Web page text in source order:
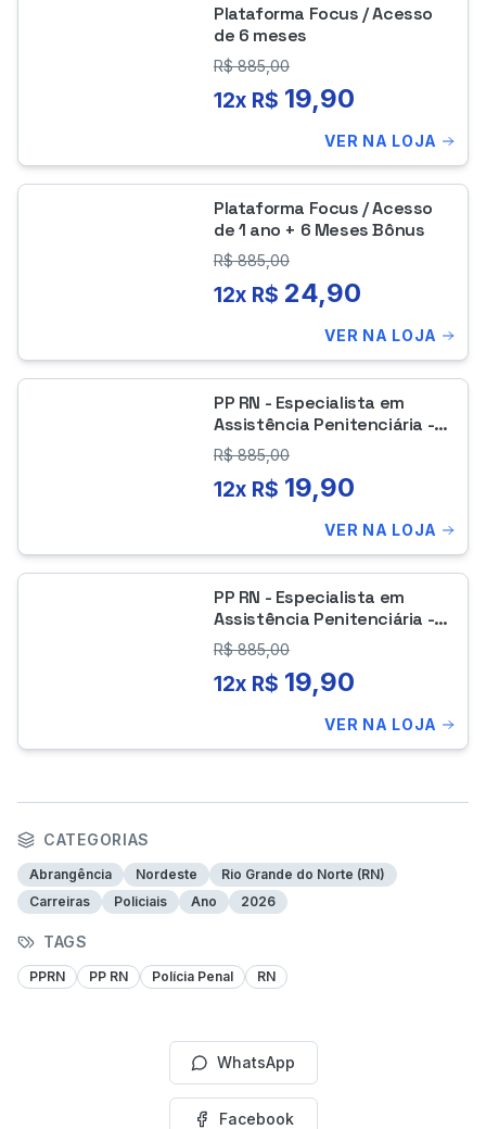
Plataforma Focus / Acesso
de 6 meses
R$885,00
12x R$ 19,90
VER NA LOJA
Plataforma Focus / Acesso
de 1 ano + 6 Meses Bônus
R$885,00
12x R$ 24,90
VER NA LOJA
PP RN - Especialista em
Assistência Penitenciária -
Assistente Social
R$885,00
12x R$ 19,90
VER NA LOJA
PP RN - Especialista em
Assistência Penitenciária -
Médico Psiquiatra
R$885,00
12x R$ 19,90
VER NA LOJA
CATEGORIAS
Abrangência Nordeste
Rio Grande do Norte (RN)
Carreiras
Policiais Ano 2026
TAGS
PPRN PP RN Polícia Penal RN
WhatsApp
Facebook